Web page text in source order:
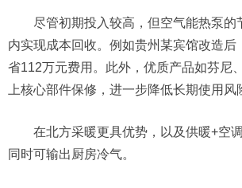
尽管初期投入较高，但空气能热泵的
内实现成本回收。例如贵州某宾馆改造后
省112万元费用。此外，优质产品如芬尼
上核心部件保修，进一步降低长期使用风
在北方采暖更具优势，以及供暖+空
同时可输出厨房冷气。